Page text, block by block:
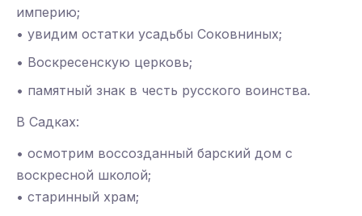
империю;
• увидим остатки усадьбы Соковниных;
• Воскресенскую церковь;
• памятный знак в честь русского воинства.
В Садках:
• осмотрим воссозданный барский дом с
воскресной школой;
• старинный храм;